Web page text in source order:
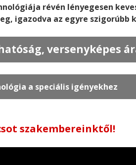
révén lényegesen
igazodva az egyre szigorúbb
versenyképes
a speciális igényekhez
szakembereinktől!